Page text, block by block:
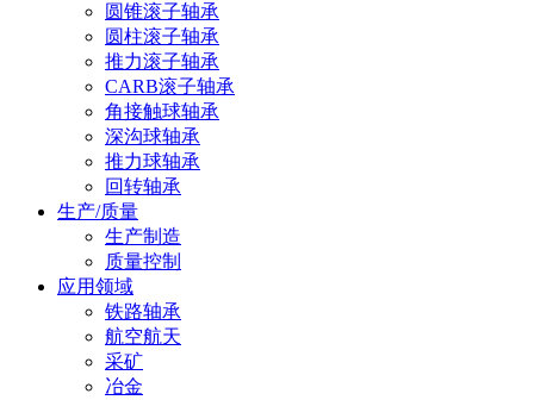
圆锥滚子轴承
圆柱滚子轴承
推力滚子轴承
CARB滚子轴承
角接触球轴承
深沟球轴承
推力球轴承
回转轴承
生产/质量
生产制造
质量控制
应用领域
铁路轴承
航空航天
采矿
冶金